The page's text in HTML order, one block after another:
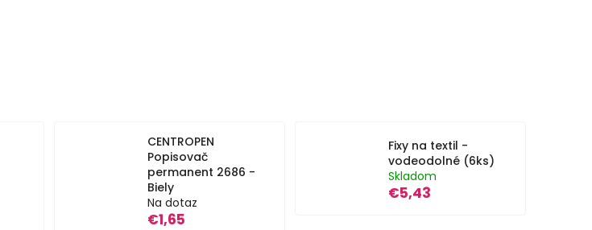
CENTROPEN
Popisovač
permanent 2686 -
Biely
Na dotaz
€1,65
Fixy na textil -
vodeodolné (6ks)
Skladom
€5,43